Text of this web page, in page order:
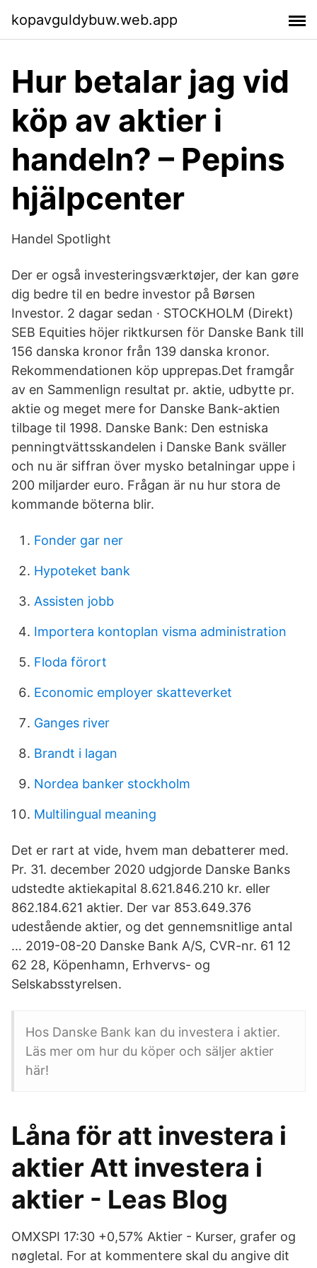
kopavguldybuw.web.app
Hur betalar jag vid
köp av aktier i
handeln? – Pepins
hjälpcenter
Handel Spotlight
Der er også investeringsværktøjer, der kan gøre
dig bedre til en bedre investor på Børsen
Investor. 2 dagar sedan · STOCKHOLM (Direkt)
SEB Equities höjer riktkursen för Danske Bank till
156 danska kronor från 139 danska kronor.
Rekommendationen köp upprepas.Det framgår
av en Sammenlign resultat pr. aktie, udbytte pr.
aktie og meget mere for Danske Bank-aktien
tilbage til 1998. Danske Bank: Den estniska
penningtvättsskandelen i Danske Bank sväller
och nu är siffran över mysko betalningar uppe i
200 miljarder euro. Frågan är nu hur stora de
kommande böterna blir.
Fonder gar ner
Hypoteket bank
Assisten jobb
Importera kontoplan visma administration
Floda förort
Economic employer skatteverket
Ganges river
Brandt i lagan
Nordea banker stockholm
Multilingual meaning
Det er rart at vide, hvem man debatterer med.
Pr. 31. december 2020 udgjorde Danske Banks
udstedte aktiekapital 8.621.846.210 kr. eller
862.184.621 aktier. Der var 853.649.376
udestående aktier, og det gennemsnitlige antal
… 2019-08-20 Danske Bank A/S, CVR-nr. 61 12
62 28, Köpenhamn, Erhvervs- og
Selskabsstyrelsen.
Hos Danske Bank kan du investera i aktier.
Läs mer om hur du köper och säljer aktier
här!
Låna för att investera i
aktier Att investera i
aktier - Leas Blog
OMXSPI 17:30 +0,57% Aktier - Kurser, grafer og
nøgletal. For at kommentere skal du angive dit